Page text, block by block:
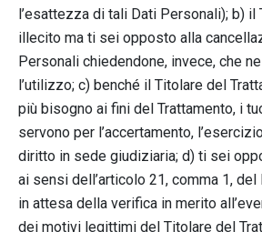
l’esattezza di tali Dati Personali); b) il
illecito ma ti sei opposto alla
Personali chiedendone, invece, che
l’utilizzo; c) benché il Titolare del
più bisogno ai fini del Trattamento, i
servono per l’accertamento,
diritto in sede giudiziaria; d) ti sei
ai sensi dell’articolo 21, comma 1,
in attesa della verifica in merito
dei motivi legittimi del Titolare del